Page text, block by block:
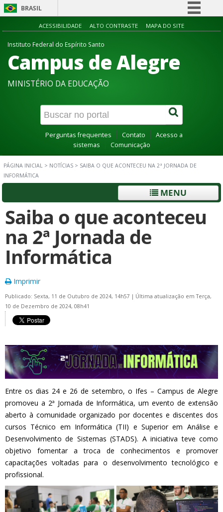
BRASIL
Simplifique!
Acesso à informação
Canais
ACESSIBILIDADE ALTO CONTRASTE MAPA DO SITE
Instituto Federal do Espírito Santo
Campus de Alegre
MINISTÉRIO DA EDUCAÇÃO
Perguntas frequentes Contato
Acesso a
sistemas
Comunicação
PÁGINA INICIAL > NOTÍCIAS > SAIBA O QUE ACONTECEU NA 2ª JORNADA DE
INFORMÁTICA
MENU
Saiba o que aconteceu
na 2ª Jornada de
Informática
Imprimir
Publicado: Sexta, 11 de Outubro de 2024, 14h57 | Última atualização em Terça,
10 de Dezembro de 2024, 08h41
Entre os dias 24 e 26 de setembro, o Ifes – Campus de Alegre
promoveu a 2ª Jornada de Informática, um evento de extensão
aberto à comunidade organizado por docentes e discentes dos
cursos Técnico em Informática (TII) e Superior em Análise e
Desenvolvimento de Sistemas (STADS). A iniciativa teve como
objetivo fomentar a troca de conhecimentos e promover
capacitações voltadas para o desenvolvimento tecnológico e
profissional.